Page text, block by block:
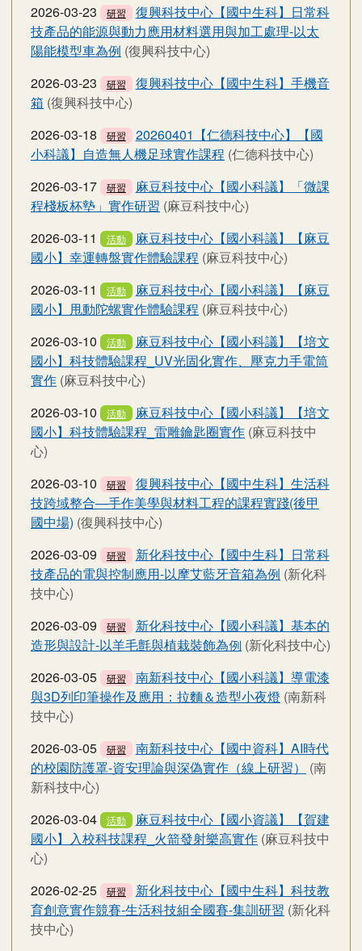
2026-03-23
研習
復興科技中心【國中生科】日常科
技產品的能源與動力應用材料選用與加工處理-以太
陽能模型車為例 (復興科技中心)
2026-03-23
研習
復興科技中心【國中生科】手機音
箱 (復興科技中心)
2026-03-18
研習
20260401【仁德科技中心】【國
小科議】自造無人機足球實作課程 (仁德科技中心)
2026-03-17
研習
麻豆科技中心【國小科議】「微課
程棧板杯墊」實作研習 (麻豆科技中心)
2026-03-11
活動
麻豆科技中心【國小科議】【麻豆
國小】幸運轉盤實作體驗課程 (麻豆科技中心)
2026-03-11
活動
麻豆科技中心【國小科議】【麻豆
國小】甩動陀螺實作體驗課程 (麻豆科技中心)
2026-03-10
活動
麻豆科技中心【國小科議】【培文
國小】科技體驗課程_UV光固化實作、壓克力手電筒
實作 (麻豆科技中心)
2026-03-10
活動
麻豆科技中心【國小科議】【培文
國小】科技體驗課程_雷雕鑰匙圈實作 (麻豆科技中
心)
2026-03-10
研習
復興科技中心【國中生科】生活科
技跨域整合—手作美學與材料工程的課程實踐(後甲
國中場) (復興科技中心)
2026-03-09
研習
新化科技中心【國中生科】日常科
技產品的電與控制應用-以摩艾藍牙音箱為例 (新化科
技中心)
2026-03-09
研習
新化科技中心【國小科議】基本的
造形與設計-以羊毛氈與植栽裝飾為例 (新化科技中心)
2026-03-05
研習
南新科技中心【國小科議】導電漆
與3D列印筆操作及應用：拉麵＆造型小夜燈 (南新科
技中心)
2026-03-05
研習
南新科技中心【國中資科】AI時代
的校園防護罩-資安理論與深偽實作（線上研習）
(南
新科技中心)
2026-03-04
活動
麻豆科技中心【國小資議】【賀建
國小】入校科技課程_火箭發射樂高實作 (麻豆科技中
心)
2026-02-25
研習
新化科技中心【國中生科】科技教
育創意實作競賽-生活科技組全國賽-集訓研習 (新化科
技中心)